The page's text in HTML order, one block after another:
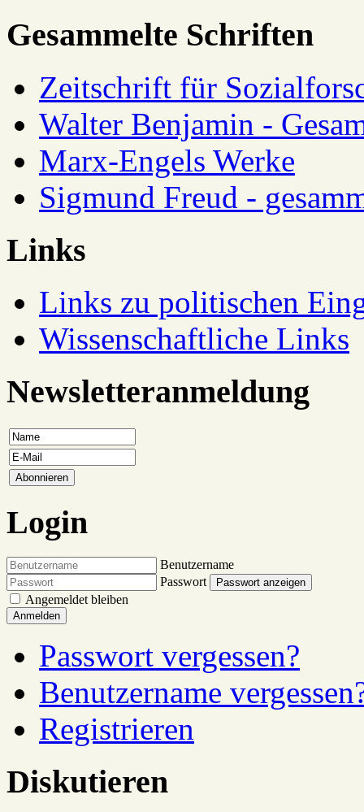
Gesammelte Schriften
Zeitschrift für
Walter Benjamin -
Marx-Engels Werke
Sigmund Freud -
Links
Links zu politischen
Wissenschaftliche Links
Newsletteranmeldung
Login
Benutzername
Passwort
Passwort anzeigen
Angemeldet bleiben
Anmelden
Passwort vergessen?
Benutzername
Registrieren
Diskutieren